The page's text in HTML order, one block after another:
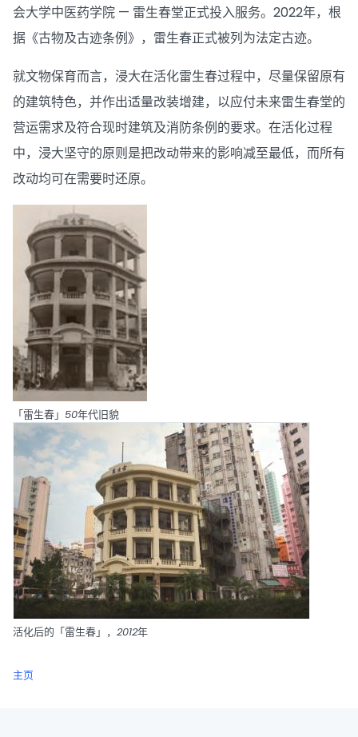
会大学中医药学院 — 雷生春堂正式投入服务。2022年，根
据《古物及古迹条例》，雷生春正式被列为法定古迹。
就文物保育而言，浸大在活化雷生春过程中，尽量保留原有
的建筑特色，并作出适量改装增建，以应付未来雷生春堂的
营运需求及符合现时建筑及消防条例的要求。在活化过程
中，浸大坚守的原则是把改动带来的影响减至最低，而所有
改动均可在需要时还原。
「雷生春」50年代旧貌
活化后的「雷生春」，2012年
主页